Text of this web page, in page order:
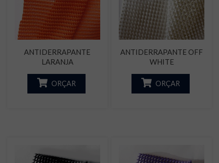
ANTIDERRAPANTE
LARANJA
ORÇAR
ANTIDERRAPANTE OFF
WHITE
ORÇAR